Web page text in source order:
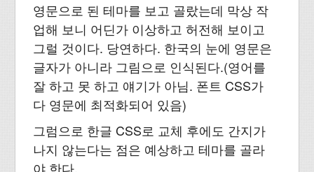
영문으로 된 테마를 보고 골랐는데 막상 작
업해 보니 어딘가 이상하고 허전해 보이고
그럴 것이다. 당연하다. 한국의 눈에 영문은
글자가 아니라 그림으로 인식된다.(영어를
잘 하고 못 하고 얘기가 아님. 폰트 CSS가
다 영문에 최적화되어 있음)
그럼으로 한글 CSS로 교체 후에도 간지가
나지 않는다는 점은 예상하고 테마를 골라
야 한다.